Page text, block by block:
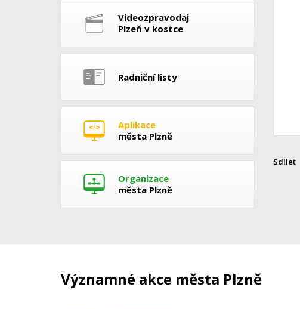
Sdílet
Videozpravodaj
Plzeň v kostce
Radniční listy
Aplikace
města Plzně
Organizace
města Plzně
Významné akce města Plzně